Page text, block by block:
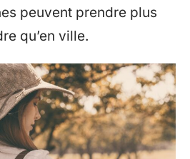
peuvent prendre plus
qu’en ville.